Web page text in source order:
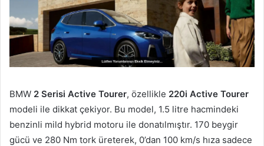
BMW 2 Serisi Active Tourer, özellikle 220i Active Tourer
modeli ile dikkat çekiyor. Bu model, 1.5 litre hacmindeki
benzinli mild hybrid motoru ile donatılmıştır. 170 beygir
gücü ve 280 Nm tork üreterek, 0’dan 100 km/s hıza sadece